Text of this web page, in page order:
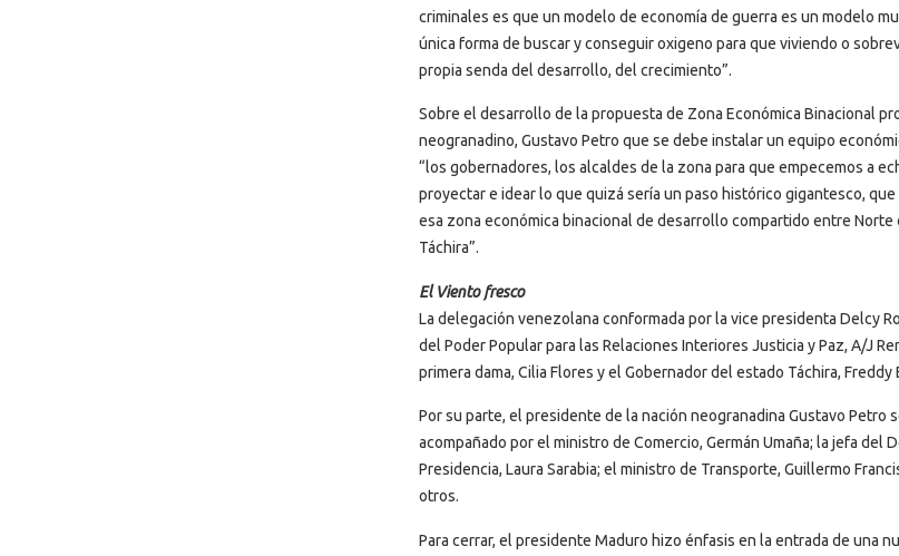
criminales es que un modelo de economía de guerra es un modelo
única forma de buscar y conseguir oxigeno para que viviendo o
propia senda del desarrollo, del crecimiento”.
Sobre el desarrollo de la propuesta de Zona Económica Binacional
neogranadino, Gustavo Petro que se debe instalar un equipo
“los gobernadores, los alcaldes de la zona para que empecemos a
proyectar e idear lo que quizá sería un paso histórico gigantesco, que
esa zona económica binacional de desarrollo compartido entre Norte
Táchira”.
El Viento fresco
La delegación venezolana conformada por la vice presidenta Delcy
del Poder Popular para las Relaciones Interiores Justicia y Paz, A/J
primera dama, Cilia Flores y el Gobernador del estado Táchira, Freddy
Por su parte, el presidente de la nación neogranadina Gustavo Petro
acompañado por el ministro de Comercio, Germán Umaña; la jefa del
Presidencia, Laura Sarabia; el ministro de Transporte, Guillermo
otros.
Para cerrar, el presidente Maduro hizo énfasis en la entrada de una